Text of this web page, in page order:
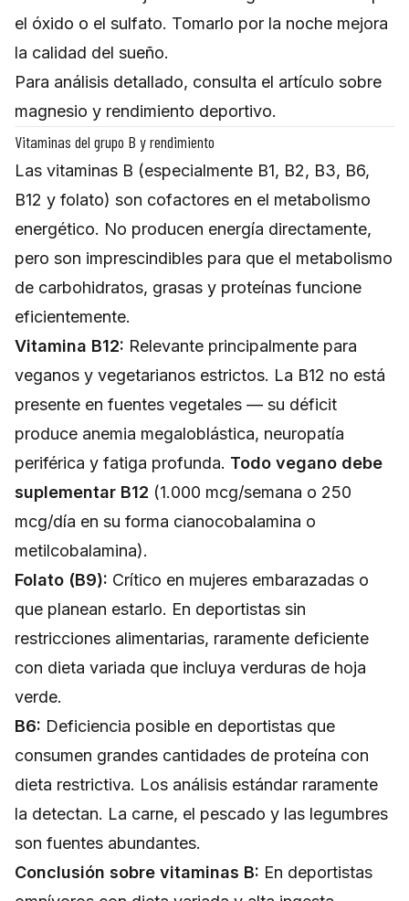
el óxido o el sulfato. Tomarlo por la noche mejora
la calidad del sueño.
Para análisis detallado, consulta el artículo sobre
magnesio y rendimiento deportivo.
Vitaminas del grupo B y rendimiento
Las vitaminas B (especialmente B1, B2, B3, B6,
B12 y folato) son cofactores en el metabolismo
energético. No producen energía directamente,
pero son imprescindibles para que el metabolismo
de carbohidratos, grasas y proteínas funcione
eficientemente.
Vitamina B12: Relevante principalmente para
veganos y vegetarianos estrictos. La B12 no está
presente en fuentes vegetales — su déficit
produce anemia megaloblástica, neuropatía
periférica y fatiga profunda. Todo vegano debe
suplementar B12 (1.000 mcg/semana o 250
mcg/día en su forma cianocobalamina o
metilcobalamina).
Folato (B9): Crítico en mujeres embarazadas o
que planean estarlo. En deportistas sin
restricciones alimentarias, raramente deficiente
con dieta variada que incluya verduras de hoja
verde.
B6: Deficiencia posible en deportistas que
consumen grandes cantidades de proteína con
dieta restrictiva. Los análisis estándar raramente
la detectan. La carne, el pescado y las legumbres
son fuentes abundantes.
Conclusión sobre vitaminas B: En deportistas